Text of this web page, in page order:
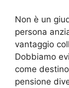
Non è un
persona
vantaggio
Dobbiamo
come
pensione